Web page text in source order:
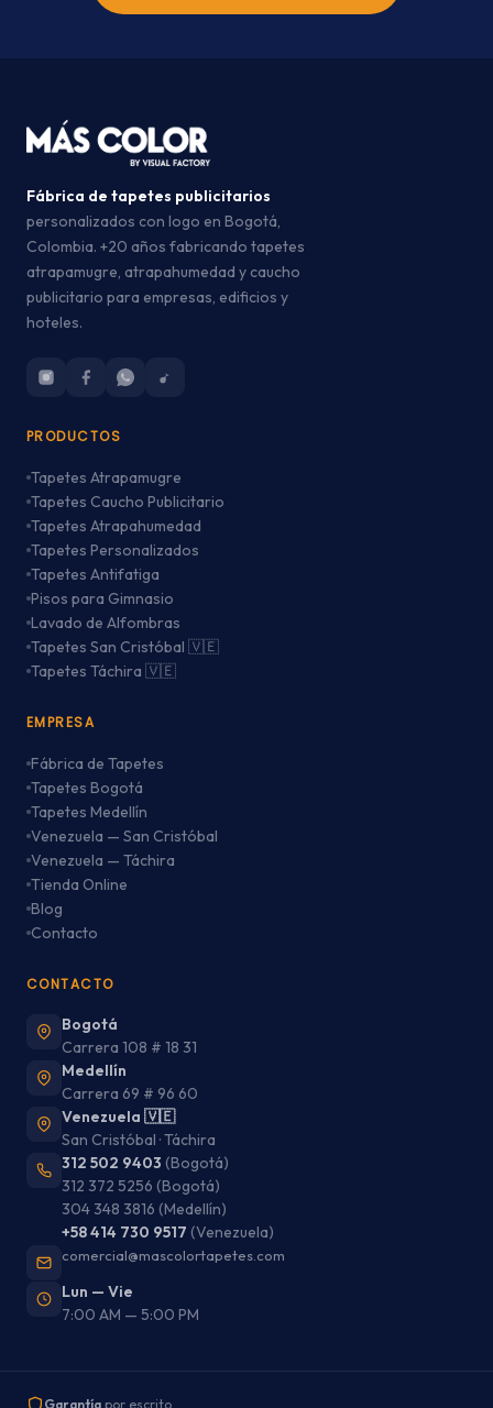
Fábrica de tapetes publicitarios
personalizados con logo en Bogotá,
Colombia. +20 años fabricando tapetes
atrapamugre, atrapahumedad y caucho
publicitario para empresas, edificios y
hoteles.
PRODUCTOS
Tapetes Atrapamugre
Tapetes Caucho Publicitario
Tapetes Atrapahumedad
Tapetes Personalizados
Tapetes Antifatiga
Pisos para Gimnasio
Lavado de Alfombras
Tapetes San Cristóbal 🇻🇪
Tapetes Táchira 🇻🇪
EMPRESA
Fábrica de Tapetes
Tapetes Bogotá
Tapetes Medellín
Venezuela — San Cristóbal
Venezuela — Táchira
Tienda Online
Blog
Contacto
CONTACTO
Bogotá
Carrera 108 # 18 31
Medellín
Carrera 69 # 96 60
Venezuela 🇻🇪
San Cristóbal · Táchira
312 502 9403 (Bogotá)
312 372 5256 (Bogotá)
304 348 3816 (Medellín)
+58 414 730 9517 (Venezuela)
comercial@mascolortapetes.com
Lun — Vie
7:00 AM — 5:00 PM
Garantía por escrito